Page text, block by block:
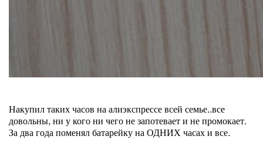
Накупил таких часов на алиэкспрессе всей семье..все
довольны, ни у кого ни чего не запотевает и не промокает.
За два года поменял батарейку на ОДНИХ часах и все.